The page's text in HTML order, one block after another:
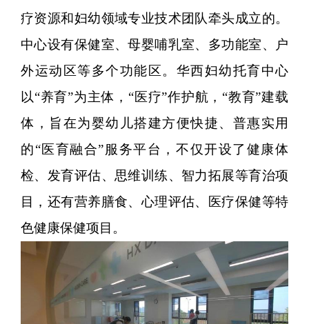
疗资源和妇幼领域专业技术团队牵头成立的。
中心设有保健室、母婴哺乳室、多功能室、户
外运动区等多个功能区。华西妇幼托育中心
以“养育”为主体，“医疗”作护航，“教育”建载
体，旨在为婴幼儿搭建方便快捷、普惠实用
的“医育融合”服务平台，不仅开设了健康体
检、发育评估、思维训练、智力拓展等育治项
目，还有营养膳食、心理评估、医疗保健等特
色健康保健项目。